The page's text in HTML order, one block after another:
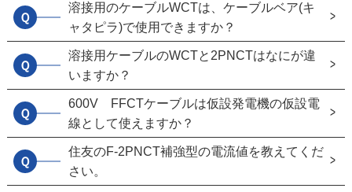
Ｑ
溶接用のケーブルWCTは、ケーブルベア(キ
ャタピラ)で使用できますか？
Ｑ
溶接用ケーブルのWCTと2PNCTはなにが違
いますか？
Ｑ
600V FFCTケーブルは仮設発電機の仮設電
線として使えますか？
Ｑ
住友のF-2PNCT補強型の電流値を教えてくだ
さい。